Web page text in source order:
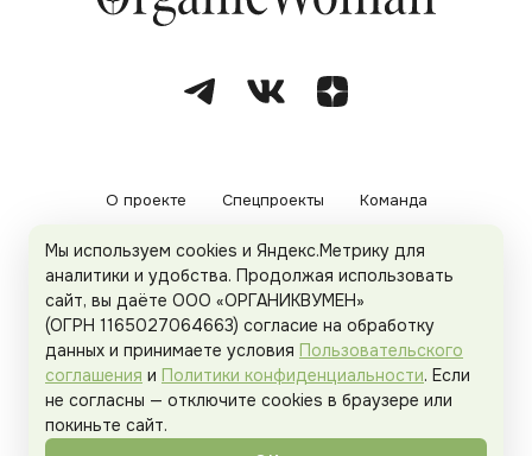
О проекте Спецпроекты Команда
Рекламодателям Политика конфиденциальности
Пользовательское соглашение
Organicwoman.ru . Все права защищены.
Мы используем cookies и Яндекс.Метрику для
аналитики и удобства. Продолжая использовать
сайт, вы даёте ООО «ОРГАНИКВУМЕН»
(ОГРН 1165027064663) согласие на обработку
данных и принимаете условия Пользовательского
соглашения и Политики конфиденциальности. Если
не согласны — отключите cookies в браузере или
покиньте сайт.